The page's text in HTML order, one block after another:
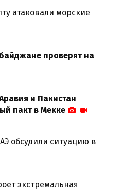
атаковали морские
проверят на
и Пакистан
пакт в Мекке
обсудили ситуацию в
экстремальная